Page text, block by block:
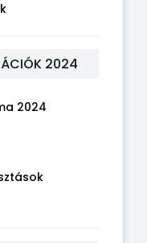
2024
2024